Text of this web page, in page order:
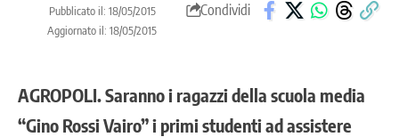
Pubblicato il: 18/05/2015
Aggiornato il: 18/05/2015
Condividi
AGROPOLI. Saranno i ragazzi della scuola media
“Gino Rossi Vairo” i primi studenti ad assistere